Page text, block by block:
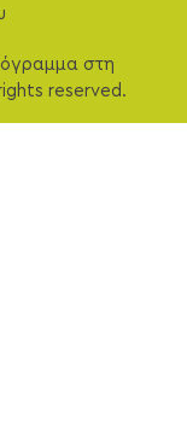
στη
reserved.